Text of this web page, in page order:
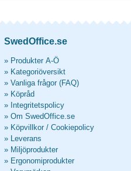
SwedOffice.se
» Produkter A-Ö
» Kategoriöversikt
» Vanliga frågor (FAQ)
» Köpråd
» Integritetspolicy
» Om SwedOffice.se
» Köpvillkor / Cookiepolicy
» Leverans
» Miljöprodukter
» Ergonomiprodukter